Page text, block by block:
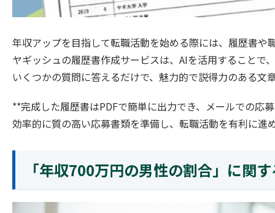
年収アップを目指して転職活動を始める際には、履歴書や
ヤギッシュの履歴書作成サービスは、AIを活用することで
いくつかの質問に答えるだけで、魅力的で説得力のある
**完成した履歴書はPDFで簡単に出力でき、メールでの応
効率的に質の高い応募書類を準備し、転職活動を有利に進
「年収700万円の男性の割合」に関